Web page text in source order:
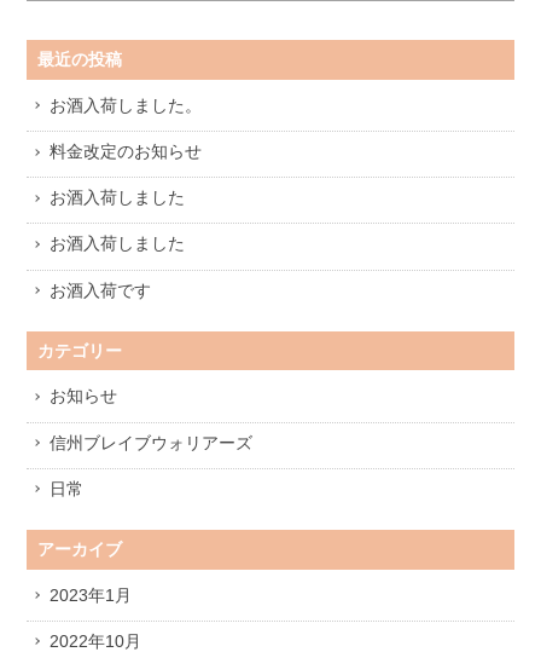
最近の投稿
お酒入荷しました。
料金改定のお知らせ
お酒入荷しました
お酒入荷しました
お酒入荷です
カテゴリー
お知らせ
信州ブレイブウォリアーズ
日常
アーカイブ
2023年1月
2022年10月